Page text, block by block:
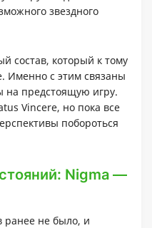
звездного
состав, который к тому
Именно с этим связаны
на предстоящую игру.
Vincere, но пока все
побороться
Nigma —
ранее не было, и